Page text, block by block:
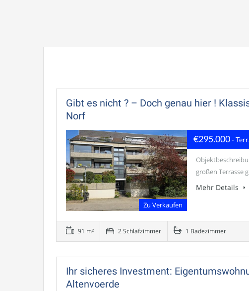
Gibt es nicht ? – Doch genau hier !
Norf
Zu Verkaufen
€295.000-
großen Terrasse
Mehr Details
91 m² 2 Schlafzimmer 1 Badezimmer
Ihr sicheres Investment:
Altenvoerde